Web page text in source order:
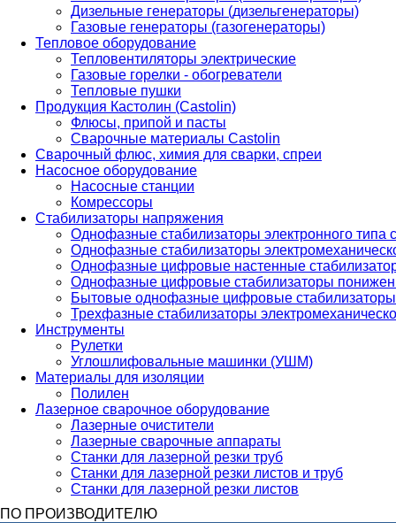
Дизельные генераторы (дизельгенераторы)
Газовые генераторы (газогенераторы)
Тепловое оборудование
Тепловентиляторы электрические
Газовые горелки - обогреватели
Тепловые пушки
Продукция Кастолин (Castolin)
Флюсы, припой и пасты
Сварочные материалы Castolin
Сварочный флюс, химия для сварки, спреи
Насосное оборудование
Насосные станции
Комрессоры
Стабилизаторы напряжения
Однофазные стабилизаторы электронного
Однофазные стабилизаторы
Однофазные цифровые настенные
Однофазные цифровые стабилизаторы
Бытовые однофазные цифровые стабилизаторы
Трехфазные стабилизаторы
Инструменты
Рулетки
Углошлифовальные машинки (УШМ)
Материалы для изоляции
Полилен
Лазерное сварочное оборудование
Лазерные очистители
Лазерные сварочные аппараты
Станки для лазерной резки труб
Станки для лазерной резки листов и труб
Станки для лазерной резки листов
ПО ПРОИЗВОДИТЕЛЮ